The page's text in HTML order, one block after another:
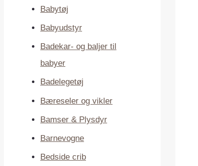
Babytøj
Babyudstyr
Badekar- og baljer til
babyer
Badelegetøj
Bæreseler og vikler
Bamser & Plysdyr
Barnevogne
Bedside crib